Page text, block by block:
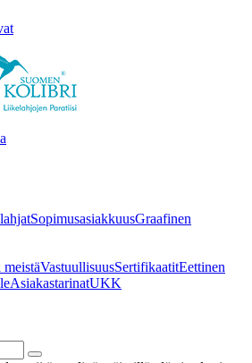
SopimusasiakkuusGraafinen
meistäVastuullisuusSertifikaatitEettinen
AsiakastarinatUKK